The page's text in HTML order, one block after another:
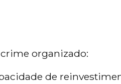
organizado:
de